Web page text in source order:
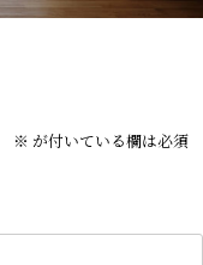
※ が付いている欄は必須